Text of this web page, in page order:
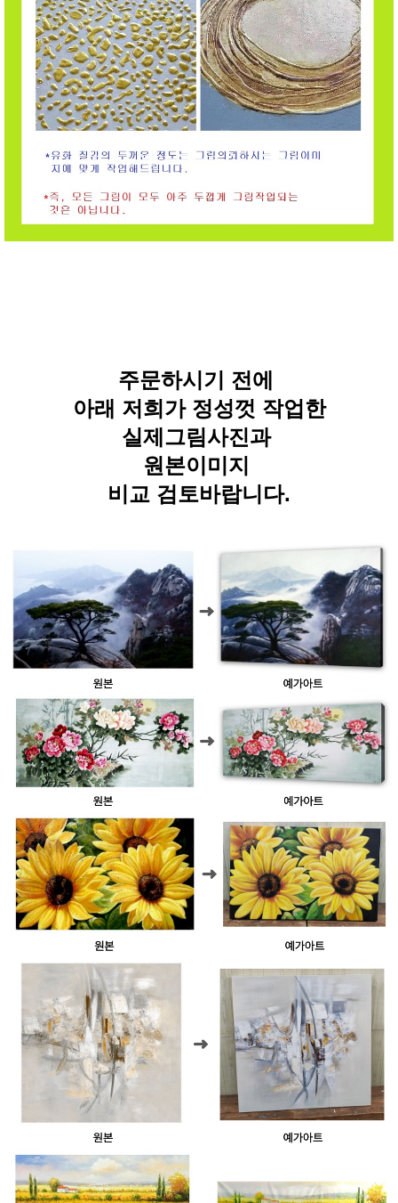
주문하시기 전에
아래 저희가 정성껏 작업한
실제그림사진과
원본이미지
비교 검토바랍니다.